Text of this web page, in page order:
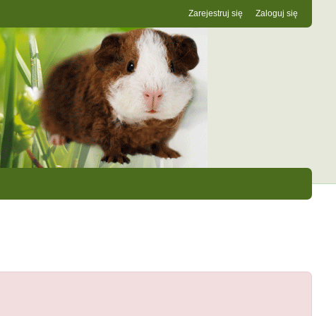
Zaloguj się
Zarejestruj się